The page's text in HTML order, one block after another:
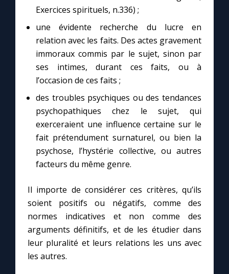
Exercices spirituels, n.336) ;
une évidente recherche du lucre en
relation avec les faits. Des actes gravement
immoraux commis par le sujet, sinon par
ses intimes, durant ces faits, ou à
l’occasion de ces faits ;
des troubles psychiques ou des tendances
psychopathiques chez le sujet, qui
exerceraient une influence certaine sur le
fait prétendument surnaturel, ou bien la
psychose, l’hystérie collective, ou autres
facteurs du même genre.
Il importe de considérer ces critères, qu’ils
soient positifs ou négatifs, comme des
normes indicatives et non comme des
arguments définitifs, et de les étudier dans
leur pluralité et leurs relations les uns avec
les autres.